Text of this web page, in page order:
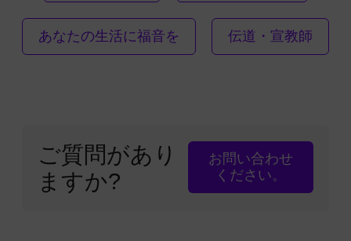
あなたの生活に福音を 伝道・宣教師
ご質問があり
ますか?
お問い合わせ
ください。